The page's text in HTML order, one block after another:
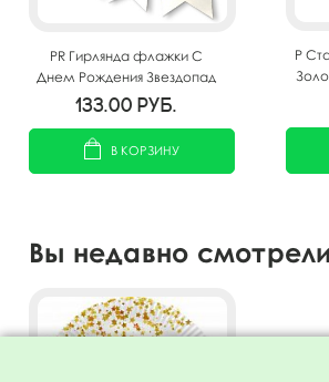
PR Гирлянда флажки С
Днем Рождения Звездопад
250см
133.00 руб.
В КОРЗИНУ
P
Вы недавно смотрели